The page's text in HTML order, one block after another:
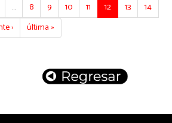
… 8 9 10 11 12 13
14
› última »